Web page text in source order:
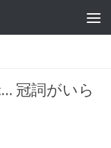
冠詞がいら